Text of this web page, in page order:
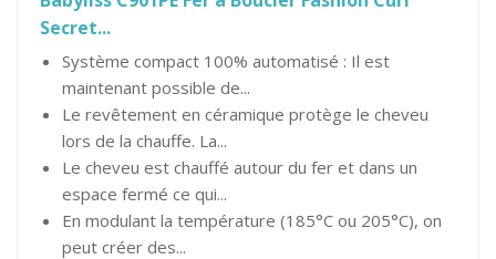
Secret...
Système compact 100% automatisé : Il est
maintenant possible de...
Le revêtement en céramique protège le cheveu
lors de la chauffe. La...
Le cheveu est chauffé autour du fer et dans un
espace fermé ce qui...
En modulant la température (185°C ou 205°C), on
peut créer des...